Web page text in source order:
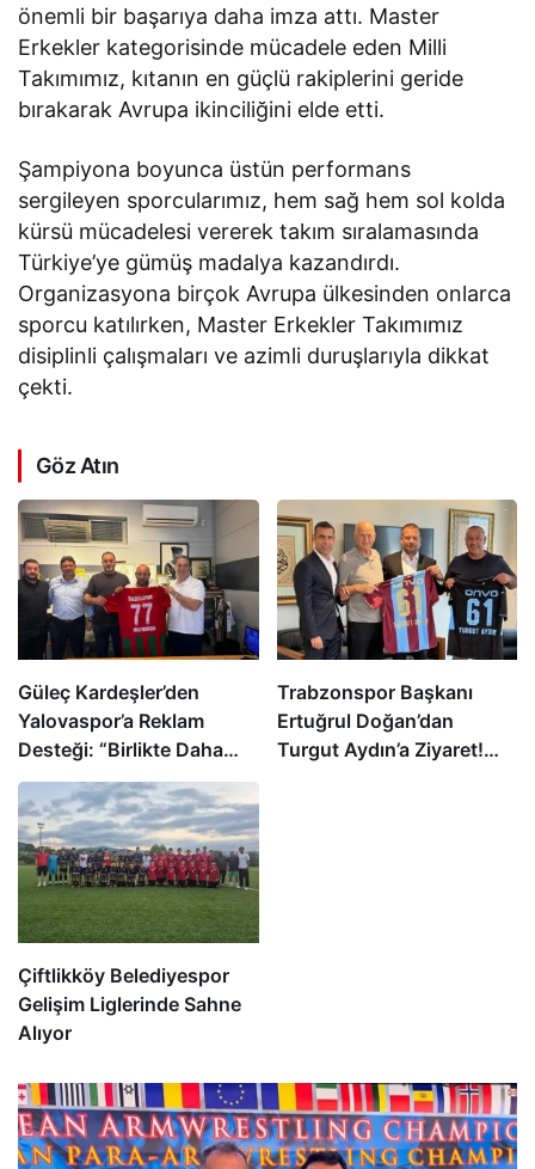
önemli bir başarıya daha imza attı. Master
Erkekler kategorisinde mücadele eden Milli
Takımımız, kıtanın en güçlü rakiplerini geride
bırakarak Avrupa ikinciliğini elde etti.
Şampiyona boyunca üstün performans
sergileyen sporcularımız, hem sağ hem sol kolda
kürsü mücadelesi vererek takım sıralamasında
Türkiye’ye gümüş madalya kazandırdı.
Organizasyona birçok Avrupa ülkesinden onlarca
sporcu katılırken, Master Erkekler Takımımız
disiplinli çalışmaları ve azimli duruşlarıyla dikkat
çekti.
Göz Atın
Güleç Kardeşler’den
Yalovaspor’a Reklam
Desteği: “Birlikte Daha
Güçlü” Mesajı
Trabzonspor Başkanı
Ertuğrul Doğan’dan
Turgut Aydın’a Ziyaret!
Çiftlikköy Belediyespor
Gelişim Liglerinde Sahne
Alıyor